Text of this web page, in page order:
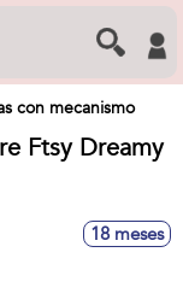
con mecanismo
Ftsy Dreamy
18 meses